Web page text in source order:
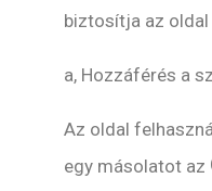
biztosítja az
a, Hozzáférés a
Az oldal
egy másolatot az